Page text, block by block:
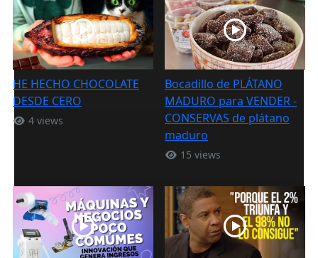
HE HECHO CHOCOLATE
DESDE CERO
4 views
Bocadillo de PLÁTANO
MADURO para VENDER -
CONSERVAS de plátano
maduro
15 views